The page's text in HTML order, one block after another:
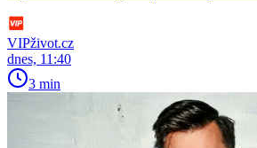
VIPživot.cz
dnes, 11:40
3 min